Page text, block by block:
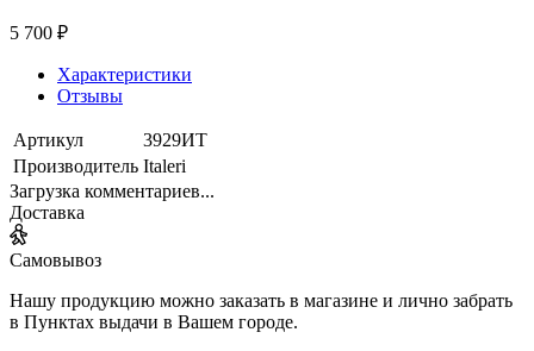
5 700 ₽
Характеристики
Отзывы
Артикул
3929ИТ
Производитель Italeri
Загрузка комментариев...
Доставка
Самовывоз
Нашу продукцию можно заказать в магазине и лично забрать
в Пунктах выдачи в Вашем городе.